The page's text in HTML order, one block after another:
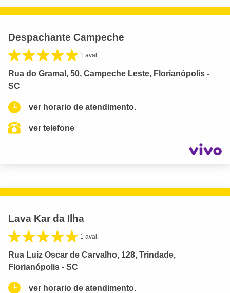
Despachante Campeche
1 aval.
Rua do Gramal, 50, Campeche Leste, Florianópolis -
SC
ver horario de atendimento.
ver telefone
Lava Kar da Ilha
1 aval.
Rua Luiz Oscar de Carvalho, 128, Trindade,
Florianópolis - SC
ver horario de atendimento.